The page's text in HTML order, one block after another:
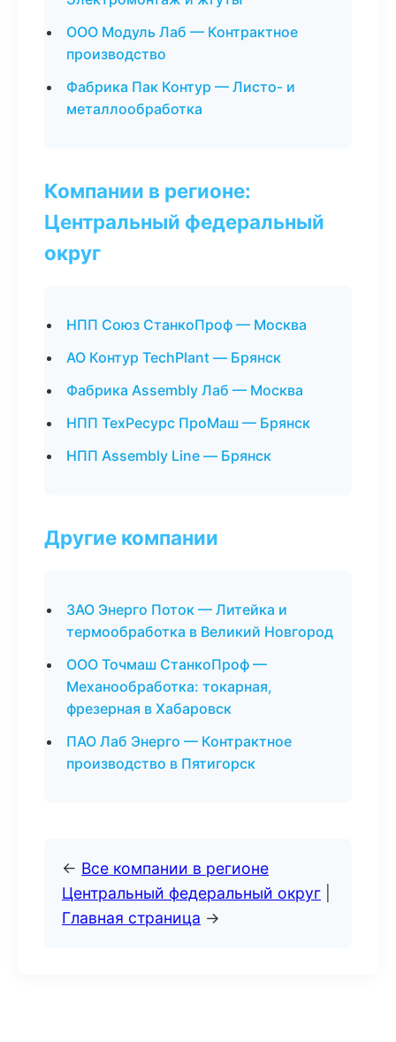
ООО Модуль Лаб — Контрактное
производство
Фабрика Пак Контур — Листо- и
металлообработка
Компании в регионе:
Центральный федеральный
округ
НПП Союз СтанкоПроф — Москва
АО Контур TechPlant — Брянск
Фабрика Assembly Лаб — Москва
НПП ТехРесурс ПроМаш — Брянск
НПП Assembly Line — Брянск
Другие компании
ЗАО Энерго Поток — Литейка и
термообработка в Великий Новгород
ООО Точмаш СтанкоПроф —
Механообработка: токарная,
фрезерная в Хабаровск
ПАО Лаб Энерго — Контрактное
производство в Пятигорск
← Все компании в регионе
Центральный федеральный округ
Главная страница →